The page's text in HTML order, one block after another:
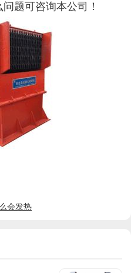
题可咨询本公司！
会发热